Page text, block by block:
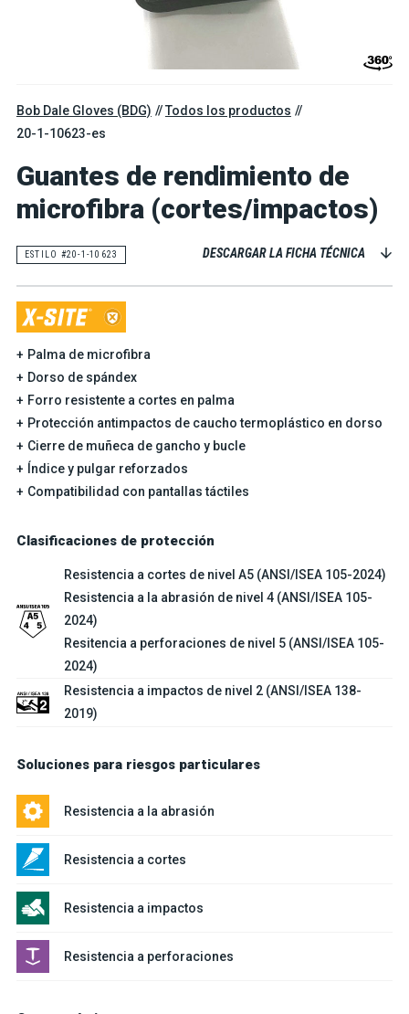
Bob Dale Gloves (BDG)
Todos los productos
20-1-10623-es
Guantes de rendimiento de
microfibra (cortes/impactos)
ESTILO #20-1-10623 DESCARGAR LA FICHA TÉCNICA
Palma de microfibra
Dorso de spándex
Forro resistente a cortes en palma
Protección antimpactos de caucho termoplástico en dorso
Cierre de muñeca de gancho y bucle
Índice y pulgar reforzados
Compatibilidad con pantallas táctiles
Clasificaciones de protección
Resistencia a cortes de nivel A5 (ANSI/ISEA 105-2024)
Resistencia a la abrasión de nivel 4 (ANSI/ISEA 105-
2024)
Resitencia a perforaciones de nivel 5 (ANSI/ISEA 105-
2024)
Resistencia a impactos de nivel 2 (ANSI/ISEA 138-
2019)
Soluciones para riesgos particulares
Resistencia a la abrasión
Resistencia a cortes
Resistencia a impactos
Resistencia a perforaciones